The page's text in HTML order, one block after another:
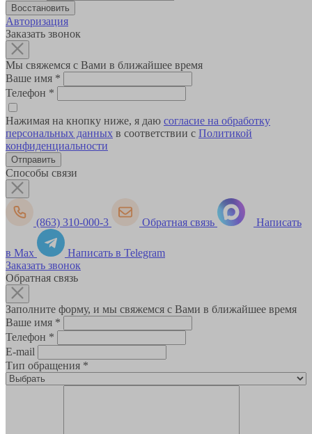
Авторизация
Заказать звонок
Мы свяжемся с Вами в ближайшее время
Ваше имя *
Телефон *
Нажимая на кнопку ниже, я даю согласие на обработку
персональных данных в соответствии с Политикой
конфиденциальности
Способы связи
(863) 310-000-3 Обратная связь Написать
в Max
Написать в Telegram
Заказать звонок
Обратная связь
Заполните форму, и мы свяжемся с Вами в ближайшее время
Ваше имя *
Телефон *
E-mail
Тип обращения *